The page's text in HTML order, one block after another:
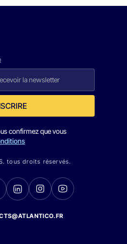
confirmez que vous
tous droits réservés.